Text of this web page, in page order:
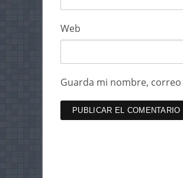
Web
Guarda mi nombre,